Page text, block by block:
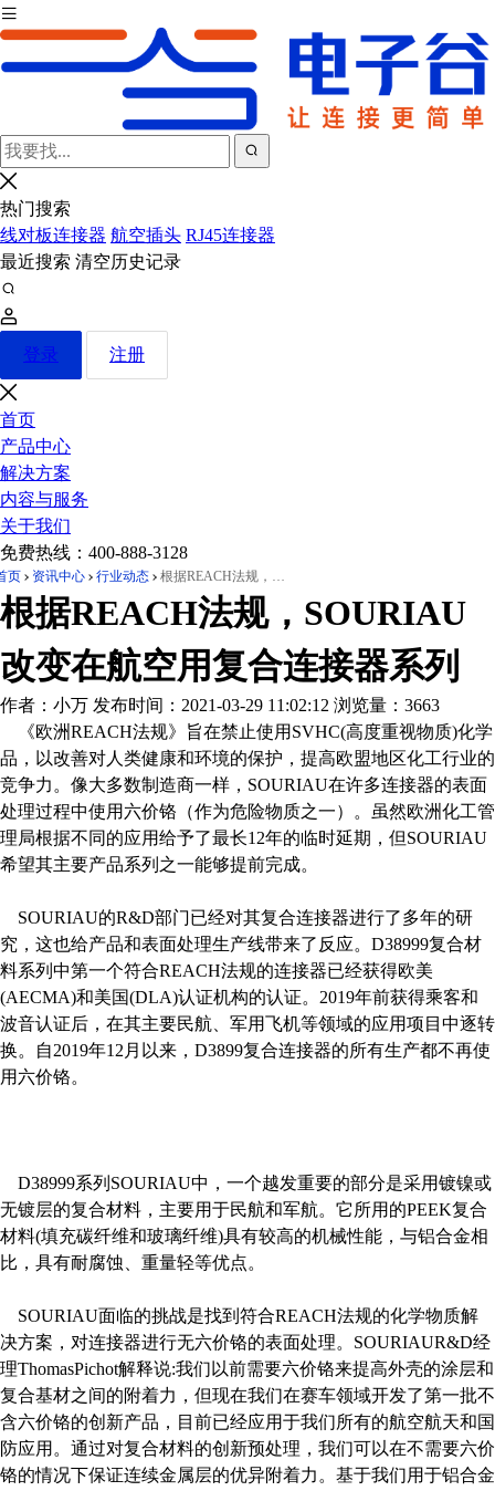
热门搜索
线对板连接器 航空插头 RJ45连接器
最近搜索 清空历史记录
登录 注册
首页
产品中心
解决方案
内容与服务
关于我们
免费热线： 400-888-3128
页 资讯中心 行业动态 根据REACH法规，SOURIAU改变在航空用复合连接器系列
根据REACH法规，SOURIAU
改变在航空用复合连接器系列
作者：小万 发布时间：2021-03-29 11:02:12 浏览量：3663
《欧洲REACH法规》旨在禁止使用SVHC(高度重视物质)化学
品，以改善对人类健康和环境的保护，提高欧盟地区化工行业的
竞争力。像大多数制造商一样，SOURIAU在许多连接器的表面
处理过程中使用六价铬（作为危险物质之一）。虽然欧洲化工管
理局根据不同的应用给予了最长12年的临时延期，但SOURIAU
希望其主要产品系列之一能够提前完成。
SOURIAU的R&D部门已经对其复合连接器进行了多年的研
究，这也给产品和表面处理生产线带来了反应。D38999复合材
料系列中第一个符合REACH法规的连接器已经获得欧美
(AECMA)和美国(DLA)认证机构的认证。2019年前获得乘客和
波音认证后，在其主要民航、军用飞机等领域的应用项目中逐转
换。自2019年12月以来，D3899复合连接器的所有生产都不再使
用六价铬。
D38999系列SOURIAU中，一个越发重要的部分是采用镀镍或
无镀层的复合材料，主要用于民航和军航。它所用的PEEK复合
材料(填充碳纤维和玻璃纤维)具有较高的机械性能，与铝合金相
比，具有耐腐蚀、重量轻等优点。
SOURIAU面临的挑战是找到符合REACH法规的化学物质解
决方案，对连接器进行无六价铬的表面处理。SOURIAUR&D经
理ThomasPichot解释说:我们以前需要六价铬来提高外壳的涂层和
复合基材之间的附着力，但现在我们在赛车领域开发了第一批不
含六价铬的创新产品，目前已经应用于我们所有的航空航天和国
防应用。通过对复合材料的创新预处理，我们可以在不需要六价
铬的情况下保证连续金属层的优异附着力。基于我们用于铝合金